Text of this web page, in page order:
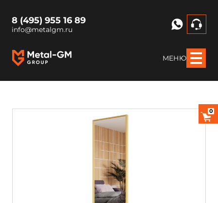
8 (495) 955 16 89
info@metalgm.ru
МЕНЮ
0